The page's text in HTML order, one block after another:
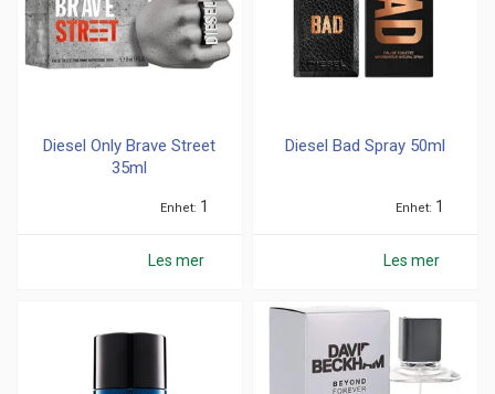
Diesel Only Brave Street
35ml
Enhet 1
Les mer
Diesel Bad Spray 50ml
Enhet 1
Les mer